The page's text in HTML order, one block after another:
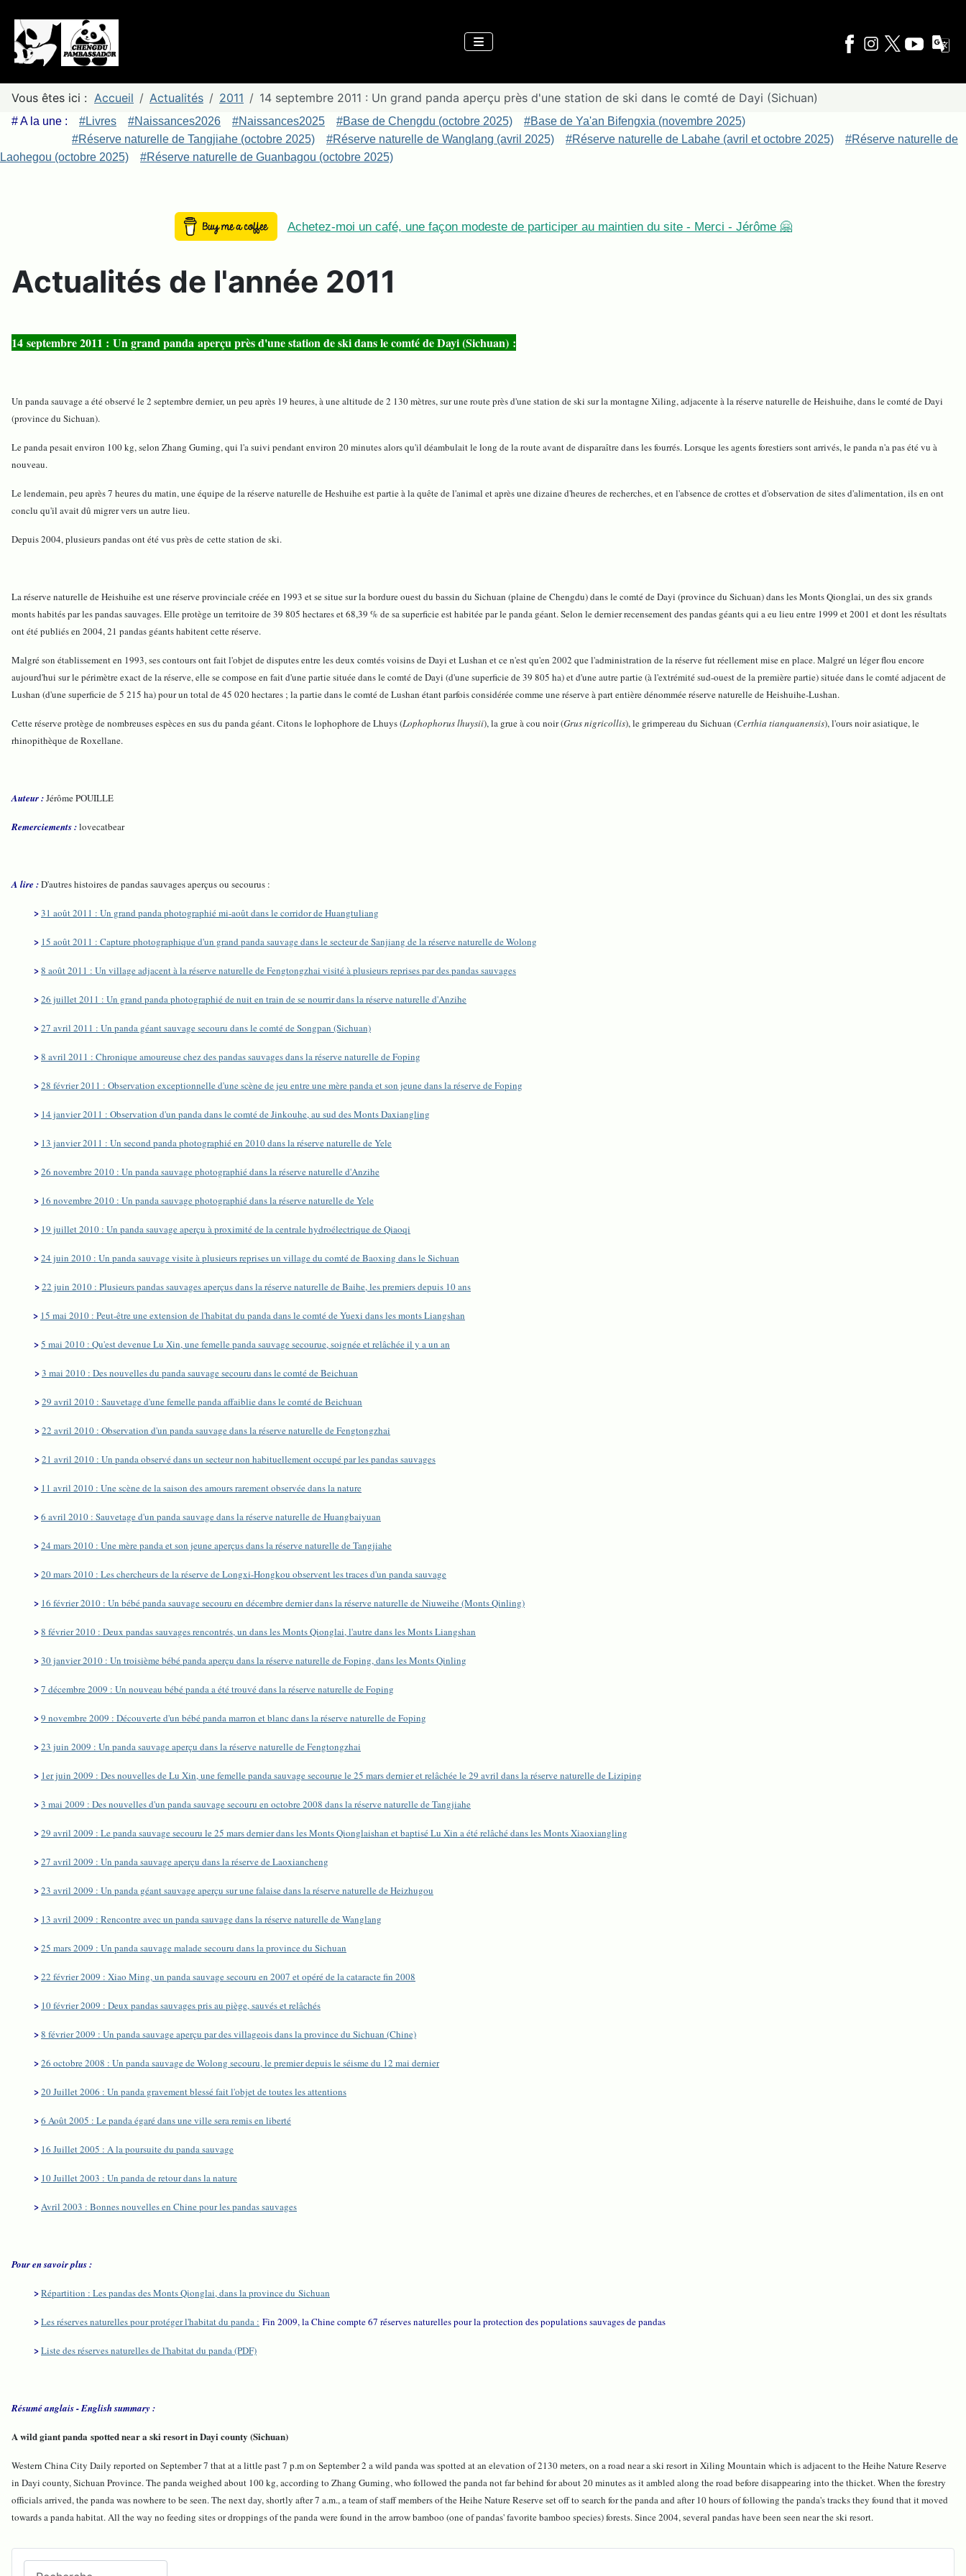
Vous êtes ici : Accueil Actualités 2011 14 septembre 2011 : Un grand panda aperçu près d'une station de ski dans le comté de Dayi (Sichuan)
# A la une : #Livres #Naissances2026 #Naissances2025 #Base de Chengdu (octobre 2025)
#Base de Ya'an Bifengxia (novembre 2025)
#Réserve naturelle de Tangjiahe (octobre 2025)
#Réserve naturelle de Wanglang (avril 2025) #Réserve naturelle de Labahe (avril et octobre 2025)
#Réserve naturelle de
Laohegou (octobre 2025)
#Réserve naturelle de Guanbagou (octobre 2025)
Achetez-moi un café, une façon modeste de participer au maintien du site - Merci - Jérôme 🤗
Actualités de l'année 2011
14 septembre 2011 : Un grand panda aperçu près d'une station de ski dans le comté de Dayi (Sichuan) :
Un panda sauvage a été observé le 2 septembre dernier, un peu après 19 heures, à une altitude de 2 130 mètres, sur une route près d'une station de ski sur la montagne Xiling, adjacente à la réserve naturelle de Heishuihe, dans le comté de Dayi
(province du Sichuan).
Le panda pesait environ 100 kg, selon Zhang Guming, qui l'a suivi pendant environ 20 minutes alors qu'il déambulait le long de la route avant de disparaître dans les fourrés. Lorsque les agents forestiers sont arrivés, le panda n'a pas été vu à
nouveau.
Le lendemain, peu après 7 heures du matin, une équipe de la réserve naturelle de Heshuihe est partie à la quête de l'animal et après une dizaine d'heures de recherches, et en l'absence de crottes et d'observation de sites d'alimentation, ils en ont
conclu qu'il avait dû migrer vers un autre lieu.
Depuis 2004, plusieurs pandas ont été vus près de cette station de ski.
La réserve naturelle de Heishuihe est une réserve provinciale créée en 1993 et se situe sur la bordure ouest du bassin du Sichuan (plaine de Chengdu) dans le comté de Dayi (province du Sichuan) dans les Monts Qionglai, un des six grands
monts habités par les pandas sauvages. Elle protège un territoire de 39 805 hectares et 68,39 % de sa superficie est habitée par le panda géant. Selon le dernier recensement des pandas géants qui a eu lieu entre 1999 et 2001 et dont les résultats
ont été publiés en 2004, 21 pandas géants habitent cette réserve.
Malgré son établissement en 1993, ses contours ont fait l'objet de disputes entre les deux comtés voisins de Dayi et Lushan et ce n'est qu'en 2002 que l'administration de la réserve fut réellement mise en place. Malgré un léger flou encore
aujourd'hui sur le périmètre exact de la réserve, elle se compose en fait d'une partie située dans le comté de Dayi (d'une superficie de 39 805 ha) et d'une autre partie (à l'extrémité sud-ouest de la première partie) située dans le comté adjacent de
Lushan (d'une superficie de 5 215 ha) pour un total de 45 020 hectares ; la partie dans le comté de Lushan étant parfois considérée comme une réserve à part entière dénommée réserve naturelle de Heishuihe-Lushan.
Cette réserve protège de nombreuses espèces en sus du panda géant. Citons le lophophore de Lhuys (Lophophorus lhuysii), la grue à cou noir (Grus nigricollis), le grimpereau du Sichuan (Certhia tianquanensis), l'ours noir asiatique, le
rhinopithèque de Roxellane.
Auteur :Jérôme POUILLE
Remerciements :lovecatbear
A lire :D'autres histoires de pandas sauvages aperçus ou secourus :
>31 août 2011 : Un grand panda photographié mi-août dans le corridor de Huangtuliang
> 15 août 2011 : Capture photographique d'un grand panda sauvage dans le secteur de Sanjiang de la réserve naturelle de Wolong
>8 août 2011 : Un village adjacent à la réserve naturelle de Fengtongzhai visité à plusieurs reprises par des pandas sauvages
>26 juillet 2011 : Un grand panda photographié de nuit en train de se nourrir dans la réserve naturelle d'Anzihe
>27 avril 2011 : Un panda géant sauvage secouru dans le comté de Songpan (Sichuan)
>8 avril 2011 : Chronique amoureuse chez des pandas sauvages dans la réserve naturelle de Foping
>28 février 2011 : Observation exceptionnelle d'une scène de jeu entre une mère panda et son jeune dans la réserve de Foping
> 14 janvier 2011 : Observation d'un panda dans le comté de Jinkouhe, au sud des Monts Daxiangling
> 13 janvier 2011 : Un second panda photographié en 2010 dans la réserve naturelle de Yele
>26 novembre 2010 : Un panda sauvage photographié dans la réserve naturelle d'Anzihe
> 16 novembre 2010 : Un panda sauvage photographié dans la réserve naturelle de Yele
> 19 juillet 2010 : Un panda sauvage aperçu à proximité de la centrale hydroélectrique de Qiaoqi
>24 juin 2010 : Un panda sauvage visite à plusieurs reprises un village du comté de Baoxing dans le Sichuan
>22 juin 2010 : Plusieurs pandas sauvages aperçus dans la réserve naturelle de Baihe, les premiers depuis 10 ans
> 15 mai 2010 : Peut-être une extension de l'habitat du panda dans le comté de Yuexi dans les monts Liangshan
>5 mai 2010 : Qu'est devenue Lu Xin, une femelle panda sauvage secourue, soignée et relâchée il y a un an
>3 mai 2010 : Des nouvelles du panda sauvage secouru dans le comté de Beichuan
>29 avril 2010 : Sauvetage d'une femelle panda affaiblie dans le comté de Beichuan
>22 avril 2010 : Observation d'un panda sauvage dans la réserve naturelle de Fengtongzhai
>21 avril 2010 : Un panda observé dans un secteur non habituellement occupé par les pandas sauvages
> 11 avril 2010 : Une scène de la saison des amours rarement observée dans la nature
>6 avril 2010 : Sauvetage d'un panda sauvage dans la réserve naturelle de Huangbaiyuan
>24 mars 2010 : Une mère panda et son jeune aperçus dans la réserve naturelle de Tangjiahe
>20 mars 2010 : Les chercheurs de la réserve de Longxi-Hongkou observent les traces d'un panda sauvage
> 16 février 2010 : Un bébé panda sauvage secouru en décembre dernier dans la réserve naturelle de Niuweihe (Monts Qinling)
>8 février 2010 : Deux pandas sauvages rencontrés, un dans les Monts Qionglai, l'autre dans les Monts Liangshan
>30 janvier 2010 : Un troisième bébé panda aperçu dans la réserve naturelle de Foping, dans les Monts Qinling
>7 décembre 2009 : Un nouveau bébé panda a été trouvé dans la réserve naturelle de Foping
>9 novembre 2009 : Découverte d'un bébé panda marron et blanc dans la réserve naturelle de Foping
>23 juin 2009 : Un panda sauvage aperçu dans la réserve naturelle de Fengtongzhai
> 1er juin 2009 : Des nouvelles de Lu Xin, une femelle panda sauvage secourue le 25 mars dernier et relâchée le 29 avril dans la réserve naturelle de Liziping
>3 mai 2009 : Des nouvelles d'un panda sauvage secouru en octobre 2008 dans la réserve naturelle de Tangjiahe
>29 avril 2009 : Le panda sauvage secouru le 25 mars dernier dans les Monts Qionglaishan et baptisé Lu Xin a été relâché dans les Monts Xiaoxiangling
>27 avril 2009 : Un panda sauvage aperçu dans la réserve de Laoxiancheng
>23 avril 2009 : Un panda géant sauvage aperçu sur une falaise dans la réserve naturelle de Heizhugou
> 13 avril 2009 : Rencontre avec un panda sauvage dans la réserve naturelle de Wanglang
>25 mars 2009 : Un panda sauvage malade secouru dans la province du Sichuan
>22 février 2009 : Xiao Ming, un panda sauvage secouru en 2007 et opéré de la cataracte fin 2008
> 10 février 2009 : Deux pandas sauvages pris au piège, sauvés et relâchés
>8 février 2009 : Un panda sauvage aperçu par des villageois dans la province du Sichuan (Chine)
>26 octobre 2008 : Un panda sauvage de Wolong secouru, le premier depuis le séisme du 12 mai dernier
>20 Juillet 2006 : Un panda gravement blessé fait l'objet de toutes les attentions
>6 Août 2005 : Le panda égaré dans une ville sera remis en liberté
> 16 Juillet 2005 : A la poursuite du panda sauvage
> 10 Juillet 2003 : Un panda de retour dans la nature
>Avril 2003 : Bonnes nouvelles en Chine pour les pandas sauvages
Pour en savoir plus :
>Répartition : Les pandas des Monts Qionglai, dans la province du Sichuan
>Les réserves naturelles pour protéger l'habitat du panda : Fin 2009, la Chine compte 67 réserves naturelles pour la protection des populations sauvages de pandas
>Liste des réserves naturelles de l'habitat du panda (PDF)
Résumé anglais - English summary :
A wild giant panda spotted near a ski resort in Dayi county (Sichuan)
Western China City Daily reported on September 7 that at a little past 7 p.m on September 2 a wild panda was spotted at an elevation of 2130 meters, on a road near a ski resort in Xiling Mountain which is adjacent to the Heihe Nature Reserve
in Dayi county, Sichuan Province. The panda weighed about 100 kg, according to Zhang Guming, who followed the panda not far behind for about 20 minutes as it ambled along the road before disappearing into the thicket. When the forestry
officials arrived, the panda was nowhere to be seen.The next day, shortly after 7 a.m., a team of staff members of the Heihe Nature Reserve set off to search for the panda and after 10 hours of following the panda's tracks they found that it moved
towards a panda habitat. All the way no feeding sites or droppings of the panda were found in the arrow bamboo (one of pandas' favorite bamboo species) forests. Since 2004, several pandas have been seen near the ski resort.